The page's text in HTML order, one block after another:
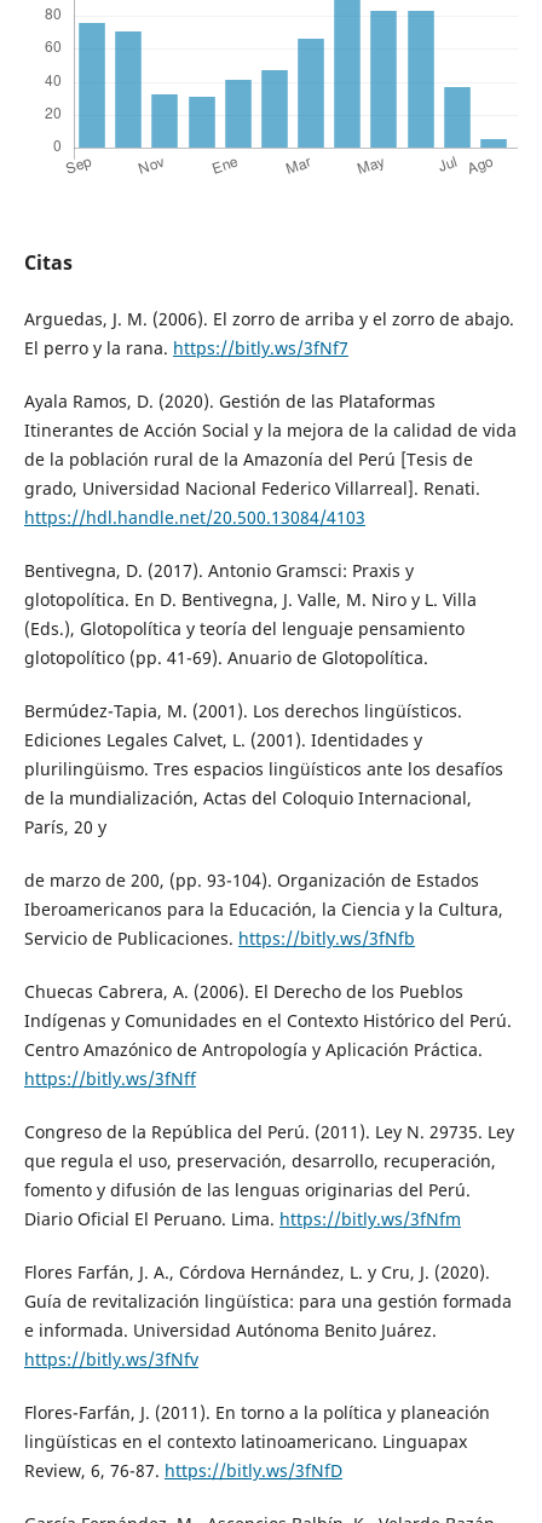
Citas
Arguedas, J. M. (2006). El zorro de arriba y el zorro de abajo.
El perro y la rana. https://bitly.ws/3fNf7
Ayala Ramos, D. (2020). Gestión de las Plataformas
Itinerantes de Acción Social y la mejora de la calidad de vida
de la población rural de la Amazonía del Perú [Tesis de
grado, Universidad Nacional Federico Villarreal]. Renati.
https://hdl.handle.net/20.500.13084/4103
Bentivegna, D. (2017). Antonio Gramsci: Praxis y
glotopolítica. En D. Bentivegna, J. Valle, M. Niro y L. Villa
(Eds.), Glotopolítica y teoría del lenguaje pensamiento
glotopolítico (pp. 41-69). Anuario de Glotopolítica.
Bermúdez-Tapia, M. (2001). Los derechos lingüísticos.
Ediciones Legales Calvet, L. (2001). Identidades y
plurilingüismo. Tres espacios lingüísticos ante los desafíos
de la mundialización, Actas del Coloquio Internacional,
París, 20 y
de marzo de 200, (pp. 93-104). Organización de Estados
Iberoamericanos para la Educación, la Ciencia y la Cultura,
Servicio de Publicaciones. https://bitly.ws/3fNfb
Chuecas Cabrera, A. (2006). El Derecho de los Pueblos
Indígenas y Comunidades en el Contexto Histórico del Perú.
Centro Amazónico de Antropología y Aplicación Práctica.
https://bitly.ws/3fNff
Congreso de la República del Perú. (2011). Ley N. 29735. Ley
que regula el uso, preservación, desarrollo, recuperación,
fomento y difusión de las lenguas originarias del Perú.
Diario Oficial El Peruano. Lima. https://bitly.ws/3fNfm
Flores Farfán, J. A., Córdova Hernández, L. y Cru, J. (2020).
Guía de revitalización lingüística: para una gestión formada
e informada. Universidad Autónoma Benito Juárez.
https://bitly.ws/3fNfv
Flores-Farfán, J. (2011). En torno a la política y planeación
lingüísticas en el contexto latinoamericano. Linguapax
Review, 6, 76-87. https://bitly.ws/3fNfD